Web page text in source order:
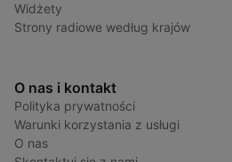
Widżety
Strony radiowe według krajów
O nas i kontakt
Polityka prywatności
Warunki korzystania z usługi
O nas